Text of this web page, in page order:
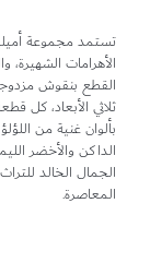
تستمد مجموعة
الأهرامات
القطع بنقوش
بألوان غنية من
الداكن والأخضر
الجمال الخالد
المعاصرة.